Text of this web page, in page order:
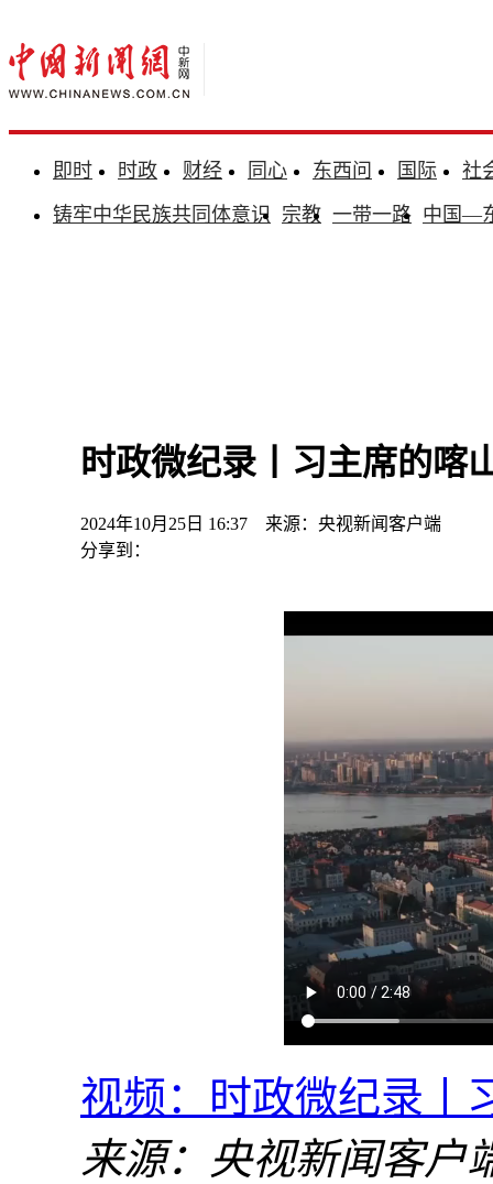
即时 时政 财经 同心 东西问 国际
社
铸牢中华民族共同体意识 宗教 一带一路 中国—
时政微纪录丨习主席的喀
2024年10月25日 16:37 来源：央视新闻客户端
分享到：
视频：时政微纪录丨
来源：央视新闻客户